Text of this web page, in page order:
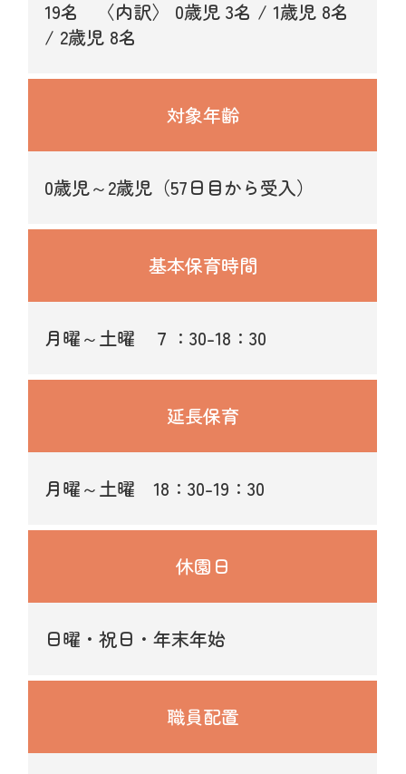
19名 〈内訳〉 0歳児 3名 / 1歳児 8名
/ 2歳児 8名
対象年齢
0歳児～2歳児（57日目から受入）
基本保育時間
月曜～土曜 ７：30-18：30
延長保育
月曜～土曜 18：30-19：30
休園日
日曜・祝日・年末年始
職員配置